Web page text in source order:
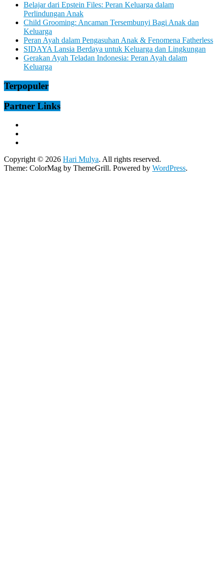
Belajar dari Epstein Files: Peran Keluarga dalam
Perlindungan Anak
Child Grooming: Ancaman Tersembunyi Bagi Anak dan
Keluarga
Peran Ayah dalam Pengasuhan Anak & Fenomena Fatherless
SIDAYA Lansia Berdaya untuk Keluarga dan Lingkungan
Gerakan Ayah Teladan Indonesia: Peran Ayah dalam
Keluarga
Terpopuler
Partner Links
Copyright © 2026 Hari Mulya. All rights reserved.
Theme: ColorMag by ThemeGrill. Powered by WordPress.